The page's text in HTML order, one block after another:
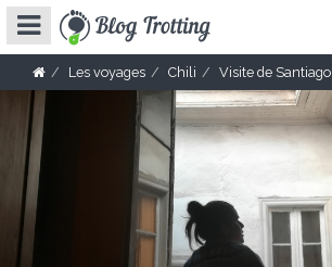
Les voyages Chili Visite de Santiago